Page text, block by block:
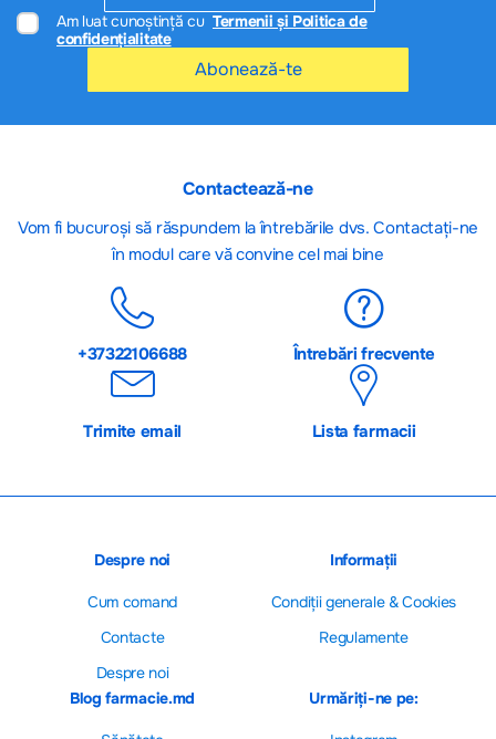
Am luat cunoștință cu Termenii și Politica de
confidențialitate
Abonează-te
Contactează-ne
Vom fi bucuroși să răspundem la întrebările dvs. Contactați-ne
în modul care vă convine cel mai bine
+37322106688 Întrebări frecvente
Trimite email Lista farmacii
Despre noi
Cum comand
Contacte
Despre noi
Informații
Сondiții generale & Cookies
Regulamente
Blog farmacie.md Urmăriți-ne pe: